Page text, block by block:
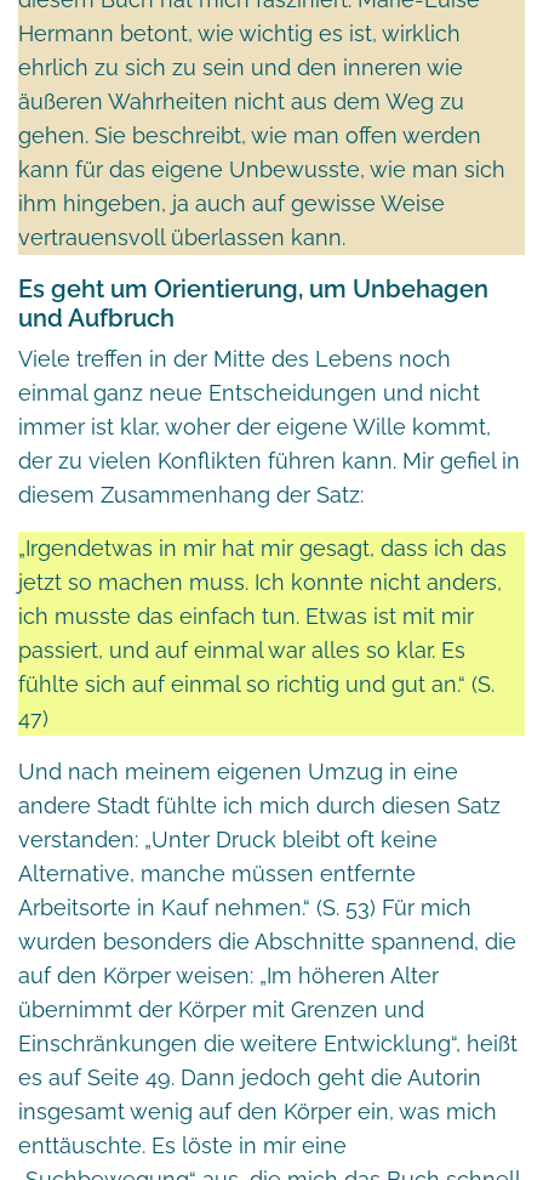
Hermann betont, wie wichtig es ist, wirklich
ehrlich zu sich zu sein und den inneren wie
äußeren Wahrheiten nicht aus dem Weg zu
gehen. Sie beschreibt, wie man offen werden
kann für das eigene Unbewusste, wie man sich
ihm hingeben, ja auch auf gewisse Weise
vertrauensvoll überlassen kann.
Es geht um Orientierung, um Unbehagen
und Aufbruch
Viele treffen in der Mitte des Lebens noch
einmal ganz neue Entscheidungen und nicht
immer ist klar, woher der eigene Wille kommt,
der zu vielen Konflikten führen kann. Mir gefiel in
diesem Zusammenhang der Satz:
„Irgendetwas in mir hat mir gesagt, dass ich das
jetzt so machen muss. Ich konnte nicht anders,
ich musste das einfach tun. Etwas ist mit mir
passiert, und auf einmal war alles so klar. Es
fühlte sich auf einmal so richtig und gut an.“ (S.
47)
Und nach meinem eigenen Umzug in eine
andere Stadt fühlte ich mich durch diesen Satz
verstanden: „Unter Druck bleibt oft keine
Alternative, manche müssen entfernte
Arbeitsorte in Kauf nehmen.“ (S. 53) Für mich
wurden besonders die Abschnitte spannend, die
auf den Körper weisen: „Im höheren Alter
übernimmt der Körper mit Grenzen und
Einschränkungen die weitere Entwicklung“, heißt
es auf Seite 49. Dann jedoch geht die Autorin
insgesamt wenig auf den Körper ein, was mich
enttäuschte. Es löste in mir eine